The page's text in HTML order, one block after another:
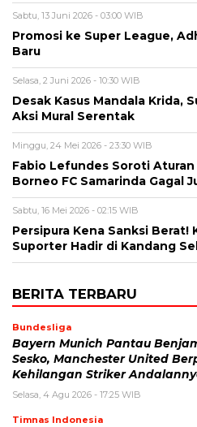
Sabtu, 13 Juni 2026 - 03:00 WIB
Promosi ke Super League,
Baru
Selasa, 2 Juni 2026 - 10:30 WIB
Desak Kasus Mandala Krida,
Aksi Mural Serentak
Minggu, 24 Mei 2026 - 23:30 WIB
Fabio Lefundes Soroti Aturan
Borneo FC Samarinda Gagal
Sabtu, 16 Mei 2026 - 02:15 WIB
Persipura Kena Sanksi Berat!
Suporter Hadir di Kandang
BERITA TERBARU
Bundesliga
Bayern Munich Pantau
Sesko, Manchester United
Kehilangan Striker
Selasa, 4 Agu 2026 - 17:25 WIB
Timnas Indonesia